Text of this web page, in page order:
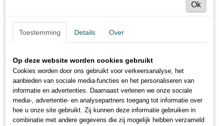
Aanbiedingen Vloeren
Ok
Toestemming Details Over
Op deze website worden cookies gebruikt
Cookies worden door ons gebruikt voor verkeersanalyse, het
aanbieden van sociale media-functies en het personaliseren van
informatie en advertenties. Daarnaast verlenen we onze sociale
media-, advertentie- en analysepartners toegang tot informatie over
hoe u onze site gebruikt. Zij kunnen deze informatie gebruiken in
combinatie met andere gegevens die zij mogelijk hebben verzameld